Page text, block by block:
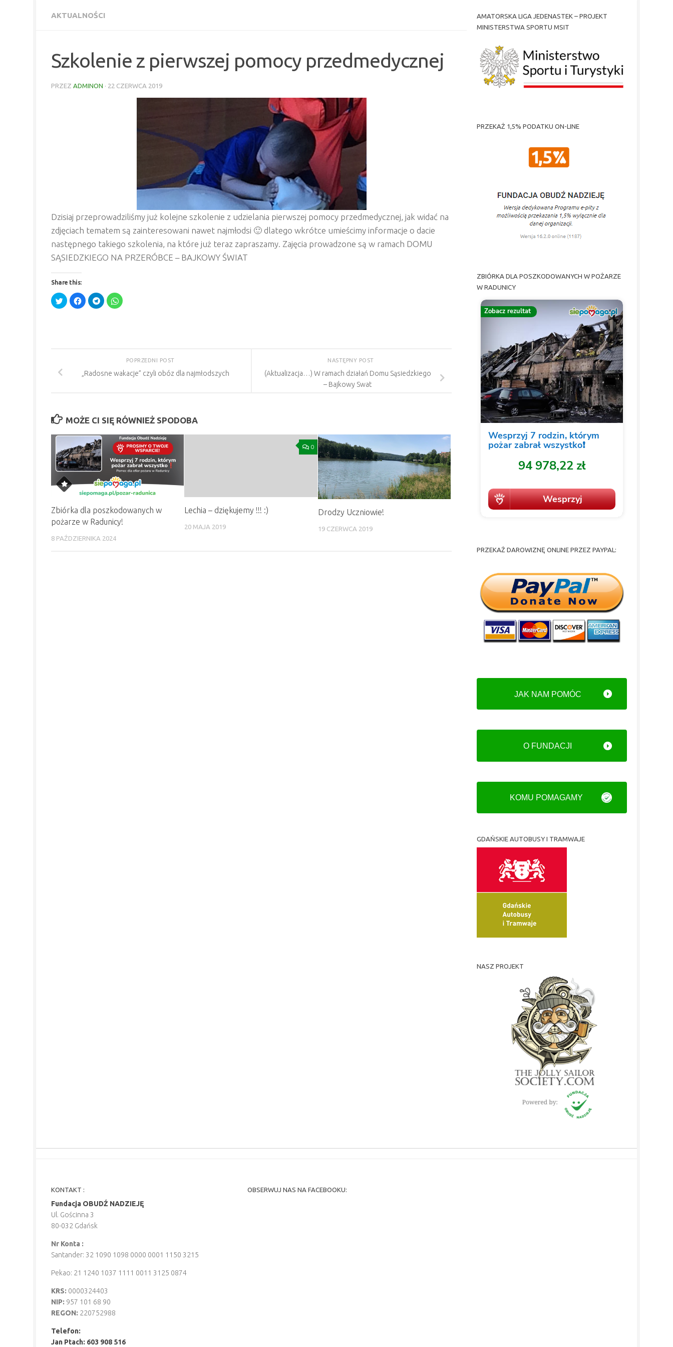
AKTUALNOŚCI
Szkolenie z pierwszej pomocy przedmedycznej
PRZEZ ADMINON · 22 CZERWCA 2019
Dzisiaj przeprowadziliśmy już kolejne szkolenie z udzielania pierwszej pomocy przedmedycznej, jak widać na
zdjęciach tematem są zainteresowani nawet najmłodsi 🙂 dlatego wkrótce umieścimy informacje o dacie
następnego takiego szkolenia, na które już teraz zapraszamy. Zajęcia prowadzone są w ramach DOMU
SĄSIEDZKIEGO NA PRZERÓBCE – BAJKOWY ŚWIAT
Share this:
Click
to
share
Click
to
share
Click
to
share
Click
to
NASTĘPNY POST
(Aktualizacja…) W ramach działań Domu Sąsiedzkiego
– Bajkowy Swat
POPRZEDNI POST
„Radosne wakacje” czyli obóz dla najmłodszych
MOŻE CI SIĘ RÓWNIEŻ SPODOBA
Zbiórka dla poszkodowanych w
pożarze w Radunicy!
8 PAŹDZIERNIKA 2024
0
Lechia – dziękujemy !!! :)
20 MAJA 2019
Drodzy Uczniowie!
19 CZERWCA 2019
AMATORSKA LIGA JEDENASTEK – PROJEKT
MINISTERSTWA SPORTU MSIT
PRZEKAŻ 1,5% PODATKU ON-LINE
ZBIÓRKA DLA POSZKODOWANYCH W POŻARZE
W RADUNICY
PRZEKAŻ DAROWIZNĘ ONLINE PRZEZ PAYPAL:
JAK NAM POMÓC
O FUNDACJI
KOMU POMAGAMY
GDAŃSKIE AUTOBUSY I TRAMWAJE
NASZ PROJEKT
KONTAKT :
Fundacja OBUDŹ NADZIEJĘ
Ul. Gościnna 3
80-032 Gdańsk
Nr Konta :
Santander: 32 1090 1098 0000 0001 1150 3215
Pekao: 21 1240 1037 1111 0011 3125 0874
KRS: 0000324403
NIP: 957 101 68 90
REGON: 220752988
Telefon:
Jan Ptach: 603 908 516
OBSERWUJ NAS NA FACEBOOKU: